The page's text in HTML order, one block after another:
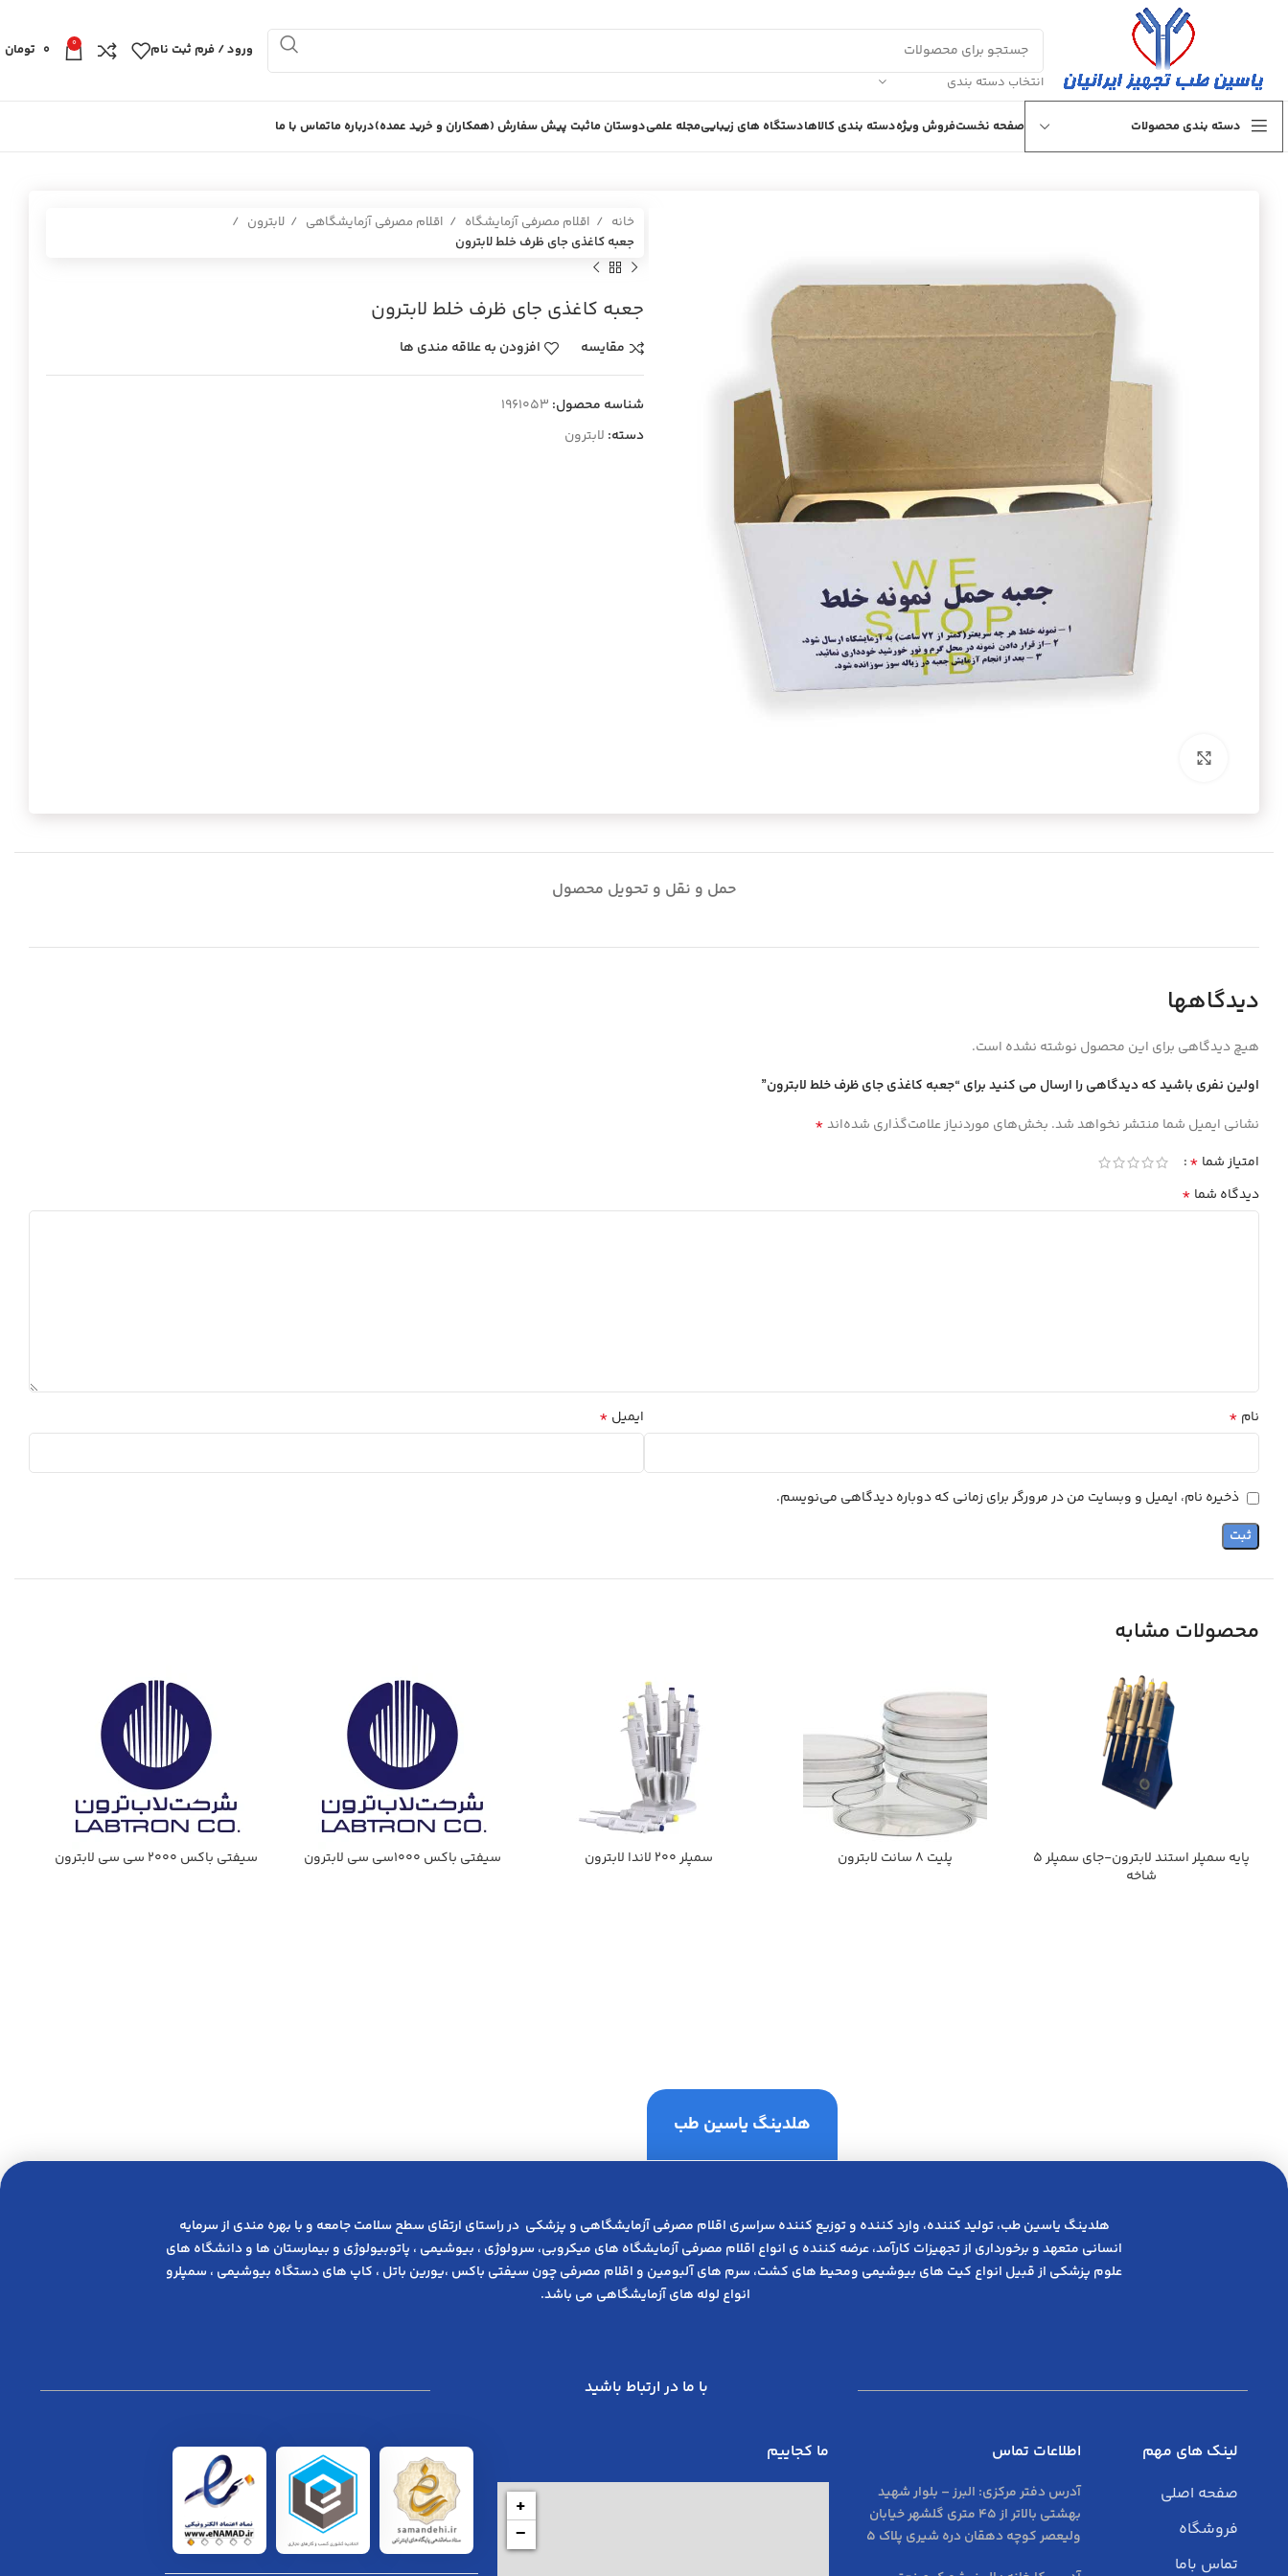
انتخاب دسته بندی
ورود / فرم ثبت نام 0
0 تومان
دسته بندی محصولات صفحه نخستفروش ویژهدسته بندی کالاهادستگاه های زیباییمجله علمیدوستان ماثبت پیش سفارش (همکاران و خرید عمده)درباره ماتماس با ما
خانه اقلام مصرفی آزمایشگاه اقلام مصرفی آزمایشگاهی
لابترون
جعبه كاغذي جاي ظرف خلط لابترون
جعبه كاغذي جاي ظرف خلط لابترون
مقایسه افزودن به علاقه مندی ها
شناسه محصول: 1961053
دسته: لابترون
حمل و نقل و تحویل محصول
دیدگاهها
هیچ دیدگاهی برای این محصول نوشته نشده است.
اولین نفری باشید که دیدگاهی را ارسال می کنید برای “جعبه كاغذي جاي ظرف خلط لابترون”
نشانی ایمیل شما منتشر نخواهد شد. بخش‌های موردنیاز علامت‌گذاری شده‌اند*
امتیاز شما *
دیدگاه شما *
نام * ایمیل *
ذخیره نام، ایمیل و وبسایت من در مرورگر برای زمانی که دوباره دیدگاهی می‌نویسم.
محصولات مشابه
پايه سمپلر استند لابترون-جاي سمپلر 5
شاخه
پليت 8 سانت لابترون سمپلر 200 لاندا لابترون سیفتي باكس 1000سي سي لابترون سیفتي باكس 2000 سي سي لابترون
هلدینگ یاسین طب
هلدینگ یاسین طب، تولید کننده، وارد کننده و توزیع کننده سراسری اقلام مصرفی آزمایشگاهی و پزشکی در راﺳﺘﺎی ارﺗﻘﺎی ﺳﻄﺢ ﺳﻼﻣﺖ ﺟﺎﻣﻌﻪ و ﺑﺎ ﺑﻬﺮه ﻣﻨﺪی از ﺳﺮﻣﺎﯾﻪ
انسانی متعهد و ﺑﺮﺧﻮرداری از ﺗﺠﻬﯿﺰات ﮐﺎرآﻣﺪ، عرضه کننده ی انواع اﻗﻼم مصرفی آزﻣﺎﯾﺸﮕﺎه های میکروبی، ﺳﺮوﻟﻮژی ، ﺑﯿﻮﺷﯿﻤﯽ ، پاتوبیولوژی و بیمارستان ها و دانشگاه های
علوم پزشکی از قبیل انواع کیت های بیوشیمی ومحیط های کشت، سرم های آلبومین و اقلام مصرفی چون سیفتی باکس ،یورین باتل ، کاپ های دستگاه بیوشیمی ، سمپلرو
انواع لوله های آزمایشگاهی می باشد.
با ما در ارتباط باشید
لینک های مهم
صفحه اصلی
فروشگاه
تماس باما
اطلاعات تماس
آدرس دفتر مرکزی: البرز – بلوار شهید
بهشتی بالاتر از 45 متری گلشهر خیابان
ولیعصر کوچه دهقان دره شیری پلاک 5
ما کجاییم
+
−